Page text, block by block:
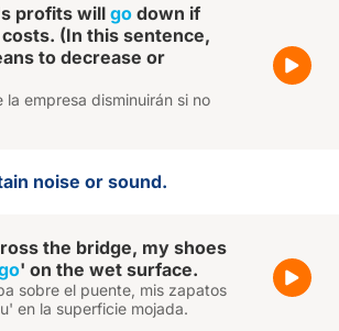
profits will go down if
(In this sentence,
to decrease or
la empresa disminuirán si no
noise or sound.
the bridge, my shoes
' on the wet surface.
sobre el puente, mis zapatos
en la superficie mojada.